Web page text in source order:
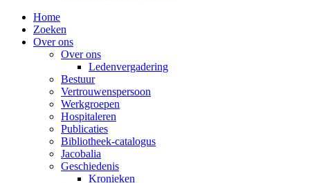
Home
Zoeken
Over ons
Over ons
Ledenvergadering
Bestuur
Vertrouwenspersoon
Werkgroepen
Hospitaleren
Publicaties
Bibliotheek-catalogus
Jacobalia
Geschiedenis
Kronieken